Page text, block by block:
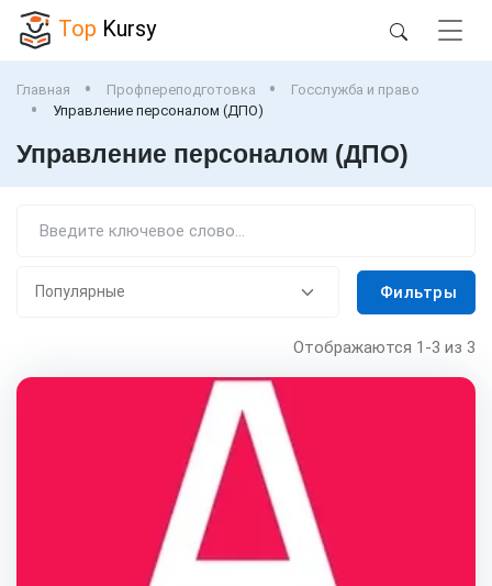
Top Kursy
Главная Профпереподготовка
Госслужба и право
Управление персоналом (ДПО)
Управление персоналом (ДПО)
Фильтры
Отображаются 1-3 из 3